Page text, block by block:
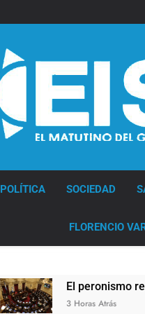
POLÍTICA SOCIEDAD
FLORENCIO
El peronismo recupera
3 Horas Atrás